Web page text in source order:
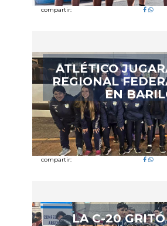
compartir:
ATLÉTICO
REGIONAL
EN
compartir:
LA C-20